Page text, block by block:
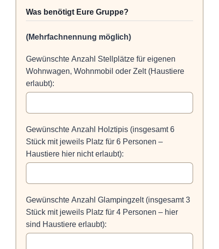
Was benötigt Eure Gruppe?
(Mehrfachnennung möglich)
Gewünschte Anzahl Stellplätze für eigenen
Wohnwagen, Wohnmobil oder Zelt (Haustiere
erlaubt):
Gewünschte Anzahl Holztipis (insgesamt 6
Stück mit jeweils Platz für 6 Personen –
Haustiere hier nicht erlaubt):
Gewünschte Anzahl Glampingzelt (insgesamt 3
Stück mit jeweils Platz für 4 Personen – hier
sind Haustiere erlaubt):